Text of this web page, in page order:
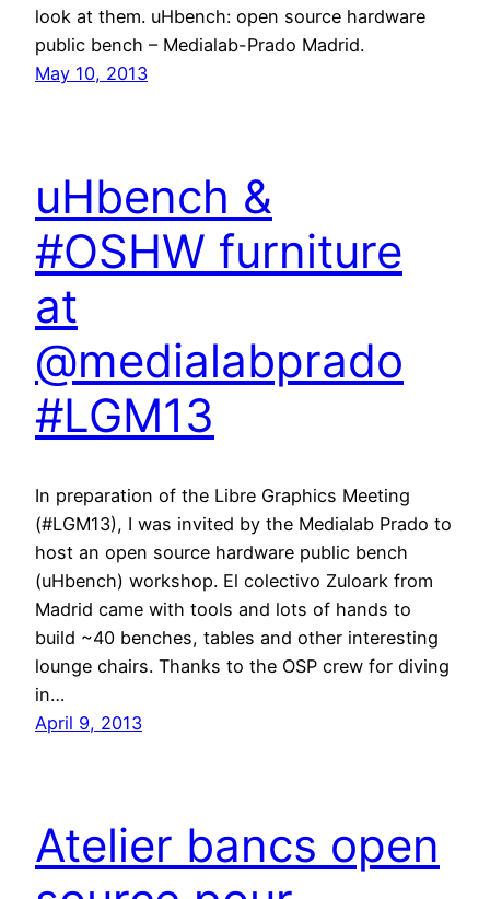
look at them. uHbench: open source hardware
public bench – Medialab-Prado Madrid.
May 10, 2013
uHbench &
#OSHW furniture
at
@medialabprado
#LGM13
In preparation of the Libre Graphics Meeting
(#LGM13), I was invited by the Medialab Prado to
host an open source hardware public bench
(uHbench) workshop. El colectivo Zuloark from
Madrid came with tools and lots of hands to
build ~40 benches, tables and other interesting
lounge chairs. Thanks to the OSP crew for diving
in…
April 9, 2013
Atelier bancs open